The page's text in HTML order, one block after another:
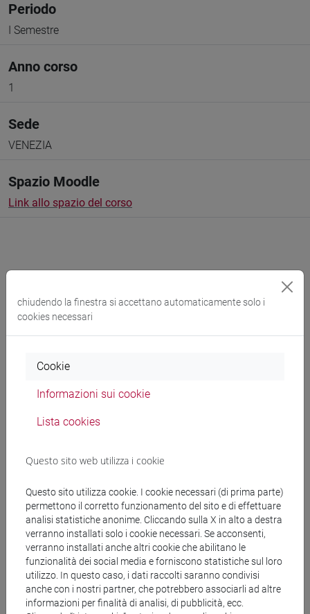
Periodo
I Semestre
Anno corso
1
Sede
VENEZIA
Spazio Moodle
Link allo spazio del corso
Docenti e corsi di laurea
GIACHINO Monica
Materiali didattici
Materiali su Moodle
Corsi di studio e percorsi
[LT40] LINGUE, CULTURE E SOCIETÀ DELL'ASIA
E DELL'AFRICA MEDITERRANEA - Laurea
chiudendo la finestra si accettano automaticamente solo i
cookies necessari
Cookie
Informazioni sui cookie
Lista cookies
Questo sito web utilizza i cookie
Questo sito utilizza cookie. I cookie necessari (di prima parte)
permettono il corretto funzionamento del sito e di effettuare
analisi statistiche anonime. Cliccando sulla X in alto a destra
verranno installati solo i cookie necessari. Se acconsenti,
verranno installati anche altri cookie che abilitano le
funzionalità dei social media e forniscono statistiche sul loro
utilizzo. In questo caso, i dati raccolti saranno condivisi
anche con i nostri partner, che potrebbero associarli ad altre
informazioni per finalità di analisi, di pubblicità, ecc.